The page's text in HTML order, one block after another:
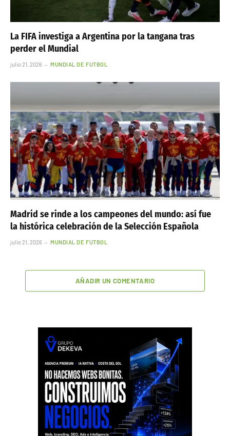
La FIFA investiga a Argentina por la tangana tras
perder el Mundial
julio 21, 2026 MUNDIAL DE FUTBOL
Madrid se rinde a los campeones del mundo: así fue
la histórica celebración de la Selección Española
julio 21, 2026 MUNDIAL DE FUTBOL
AÑADIR UN COMENTARIO